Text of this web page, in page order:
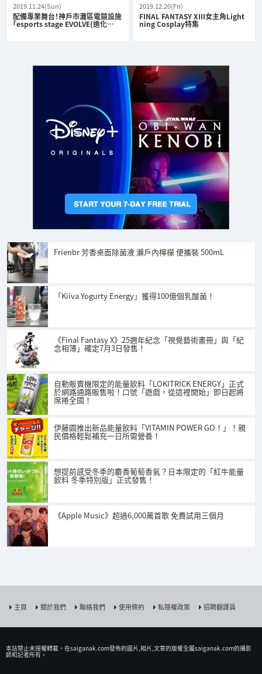
2019.11.24(Sun)
配備專業舞台！神戶市灘區電競設施
「esports stage EVOLVE(進化…
2019.12.20(Fri)
FINAL FANTASY XIII女主角Light
ning Cosplay特集
Frienbr 芳香桌面除菌液 瀨戶內檸檬 便攜裝 500mL
「Kiiva Yogurty Energy」獲得100億個乳酸菌！
《Final Fantasy X》25週年紀念「視覺藝術畫冊」與「紀
念相簿」確定7月3日發售！
自動販賣機限定的能量飲料「LOKITRICK ENERGY」正式
於網路通路販售啦！口號「遊戲，從這裡開始」即日起將
席捲全國！
伊藤園推出新品能量飲料「VITAMIN POWER GO！」！親
民價格輕鬆補充一日所需營養！
想提前感受冬季的麝香葡萄香氣？日本限定的「紅牛能量
飲料 冬季特別版」正式發售！
《Apple Music》超過6,000萬首歌 免費試用三個月
主頁 關於我們 聯絡我們 使用條約 私隱權政策 招聘翻譯員
本站禁止未授權𨍭載。在saiganak.com發佈的圖片,相片,文章的版權全屬saiganak.com的攝影
師和記者所有。